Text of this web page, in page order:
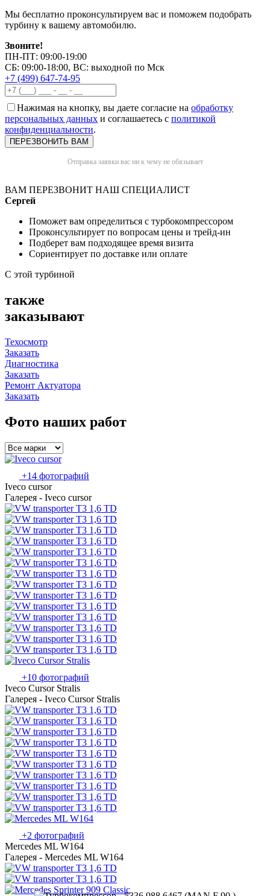
Мы бесплатно проконсультируем вас и поможем подобрать
турбину к вашему автомобилю.
Звоните!
ПН-ПТ: 09:00-19:00
СБ: 09:00-18:00, ВС: выходной по Мск
+7 (499) 647-74-95
Нажимая на кнопку, вы даете согласие на обработку
персональных данных и соглашаетесь с политикой
конфиденциальности.
Отправка заявки вас ни к чему не обязывает
ВАМ ПЕРЕЗВОНИТ НАШ СПЕЦИАЛИСТ
Сергей
Поможет вам определиться с турбокомпрессором
Проконсультирует по вопросам цены и трейд-ин
Подберет вам подходящее время визита
Сориентирует по доставке или оплате
С этой турбиной
также
заказывают
Техосмотр
Заказать
Диагностика
Заказать
Ремонт Актуатора
Заказать
Фото наших работ
+14 фотографий
Iveco cursor
Галерея - Iveco cursor
+10 фотографий
Iveco Cursor Stralis
Галерея - Iveco Cursor Stralis
+2 фотографий
Mercedes ML W164
Галерея - Mercedes ML W164